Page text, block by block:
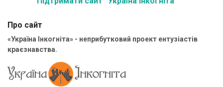
Про сайт
«Україна Інкогніта» - неприбутковий проект ентузіастів
краєзнавства.